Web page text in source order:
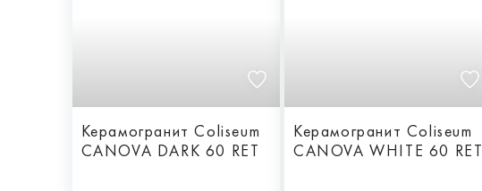
Керамогранит Coliseum
CANOVA DARK 60 RET
Керамогранит Coliseum
CANOVA WHITE 60 RET